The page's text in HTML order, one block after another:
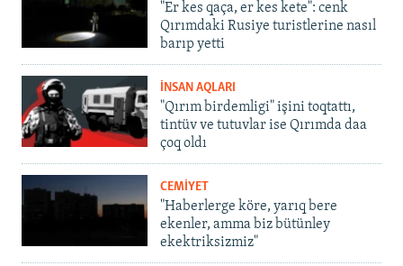
"Er kes qaça, er kes kete": cenk
Qırımdaki Rusiye turistlerine nasıl
barıp yetti
İNSAN AQLARI
"Qırım birdemligi" işini toqtattı,
tintüv ve tutuvlar ise Qırımda daa
çoq oldı
CEMİYET
"Haberlerge köre, yarıq bere
ekenler, amma biz bütünley
ekektriksizmiz"